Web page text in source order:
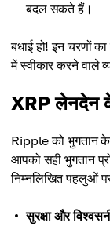
बदल सकते हैं।
बधाई हो! इन चरणों
में स्वीकार करने वाले
XRP लेनदेन
Ripple को भुगतान
आपको सही भुगतान
निम्नलिखित पहलुओं
सुरक्षा और